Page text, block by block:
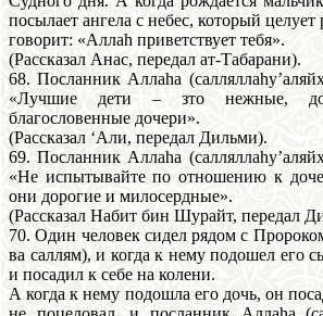
посылает ангела с небес, который целует
говорит: «Аллаh приветствует тебя».
(Рассказал Анас, передал ат-Табарани).
68. Посланник Аллаhа
«Лучшие дети – зто нежные,
благословенные дочери».
(Рассказал ‘Али, передал Дильми).
69. Посланник Аллаhа
«Не испытывайте по отношению к
они дорогие и милосердные».
(Рассказал Набит бин Шурайт, передал
70. Один человек сидел рядом с
ва саллям), и когда к нему подошел его
и посадил к себе на колени.
А когда к нему подошла его дочь, он